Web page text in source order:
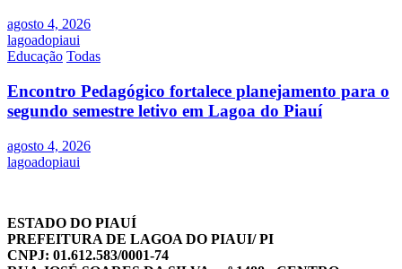
agosto 4, 2026
lagoadopiaui
Educação Todas
Encontro Pedagógico fortalece planejamento para o
segundo semestre letivo em Lagoa do Piauí
agosto 4, 2026
lagoadopiaui
ESTADO DO PIAUÍ
PREFEITURA DE LAGOA DO PIAUI/ PI
CNPJ: 01.612.583/0001-74